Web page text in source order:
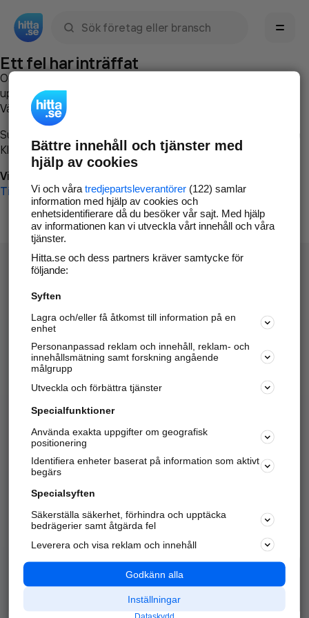
Ett fel har inträffat
Om du vill kan du
uppstod så att vi lättare och snabbare kan avhjälpa det.
Vänligen försök med följande:
Surfa till
Klicka påTillbaka-knappen i webbläsaren och försök igen
Vi beklagar besväret!
Till startsidan
Hitta.se - Gratis nummerupplysning.
Sök företag, personer och platser.
Hitta telefonnummer, adresser, företagsinfo mm.
Marknadsför företaget
Kom igång och annonsera mot
samarbetspartners nära dig.
Alla kategorier
Populära sökningar
API & Kartor
Annonsera
Integritet
Nödnummer
Bättre innehåll och tjänster med
hjälp av cookies
Vi och våra tredjepartsleverantörer(122) samlar
information med hjälp av cookies och
enhetsidentifierare då du besöker vår sajt. Med hjälp
av informationen kan vi utveckla vårt innehåll och våra
tjänster.
Hitta.se och dess partners kräver samtycke för
följande:
Syften
Lagra och/eller få åtkomst till information på en
enhet
Personanpassad reklam och innehåll, reklam- och
innehållsmätning samt forskning angående
målgrupp
Utveckla och förbättra tjänster
Specialfunktioner
Använda exakta uppgifter om geografisk
positionering
Identifiera enheter baserat på information som aktivt
begärs
Specialsyften
Säkerställa säkerhet, förhindra och upptäcka
bedrägerier samt åtgärda fel
Leverera och visa reklam och innehåll
Godkänn alla
Inställningar
Dataskydd